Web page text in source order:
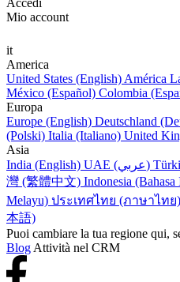
Accedi
Mio account
it
America
United States (English) América
México (Español) Colombia
Europa
Europe (English) Deutschland
(Polski) Italia (Italiano) United
Asia
India (English)
UAE (عربي)
灣 (繁體中文) Indonesia (Bahasa
Melayu) ประเทศไทย (ภาษาไทย)
本語)
Puoi cambiare la tua regione qui,
Blog Attività nel CRM